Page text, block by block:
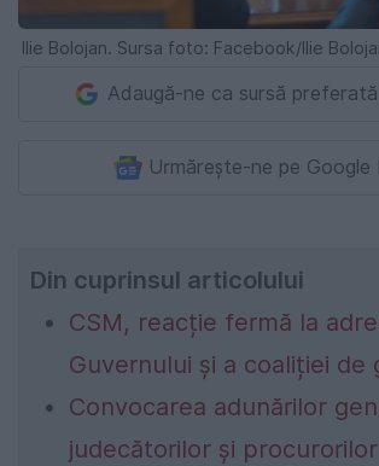
Ilie Bolojan. Sursa foto: Facebook/Ilie
Adaugă-ne ca sursă
Urmărește-ne pe Google
Din cuprinsul articolului
CSM, reacție fermă la
Guvernului și a coaliției de
Convocarea adunărilor
judecătorilor și procurorilor